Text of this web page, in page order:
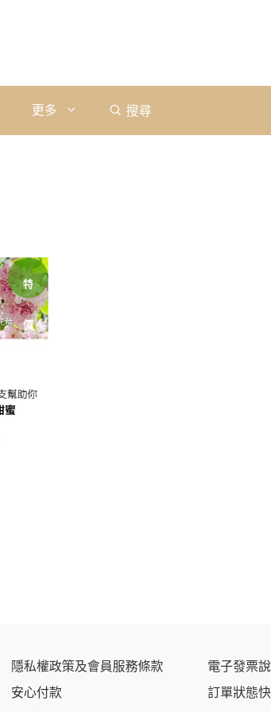
更多 搜尋
特
價
隱私權政策及會員服務條款
安心付款
電子發票
訂單狀態